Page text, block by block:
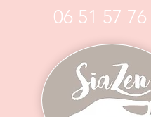
06 51 57 76